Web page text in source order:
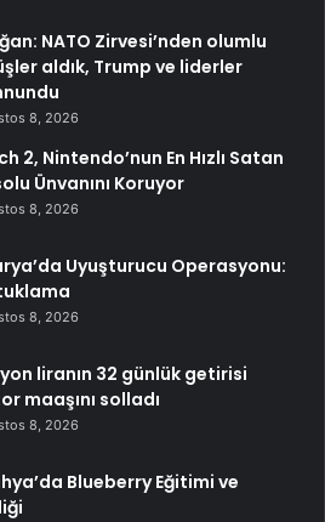
NATO Zirvesi’nden olumlu
aldık, Trump ve liderler
8, 2026
2, Nintendo’nun En Hızlı Satan
Ünvanını Koruyor
8, 2026
Uyuşturucu Operasyonu:
8, 2026
liranın 32 günlük getirisi
maaşını solladı
8, 2026
Blueberry Eğitimi ve